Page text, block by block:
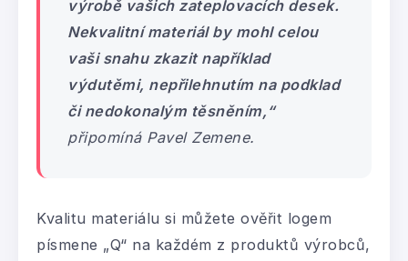
výrobě vašich zateplovacích desek.
Nekvalitní materiál by mohl celou
vaši snahu zkazit například
výdutěmi, nepřilehnutím na podklad
či nedokonalým těsněním,“
připomíná Pavel Zemene.
Kvalitu materiálu si můžete ověřit logem
písmene „Q“ na každém z produktů výrobců,